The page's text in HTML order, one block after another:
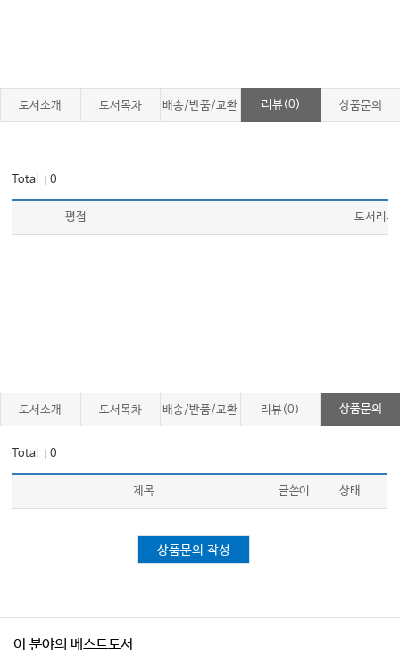
도서소개 도서목차 배송/반품/교환 리뷰(0) 상품문의
Total ｜0
평점 도서리뷰
도서소개 도서목차 배송/반품/교환 리뷰(0) 상품문의
Total ｜0
제목 글쓴이 상태
상품문의 작성
이 분야의 베스트도서